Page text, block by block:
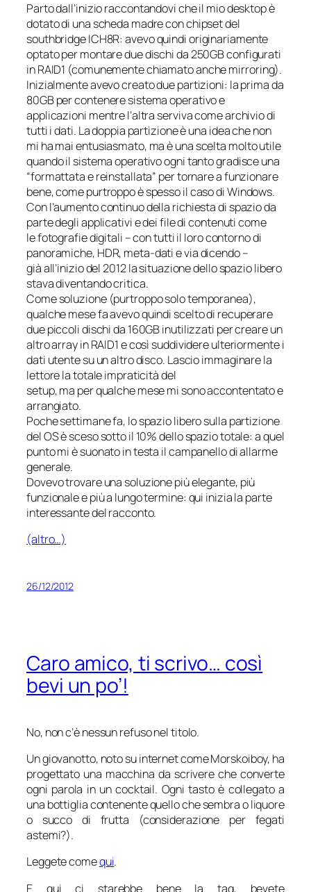
Parto dall’inizio raccontandovi che il mio desktop è
dotato di una scheda madre con chipset del
southbridgeICH8R: avevo quindi originariamente
optato per montare due dischi da 250GB configurati
in RAID1 (comunemente chiamato anchemirroring).
Inizialmente avevo creato due partizioni: la prima da
80GB per contenere sistema operativo e
applicazioni mentre l’altra serviva come archivio di
tutti i dati. La doppia partizione è una idea che non
mi ha mai entusiasmato, ma è una scelta molto utile
quando il sistema operativo ogni tanto gradisce una
“formattata e reinstallata” per tornare a funzionare
bene, come purtroppo è spesso il caso di Windows.
Con l’aumento continuo della richiesta di spazio da
parte degli applicativi e dei file di contenuti come
le fotografie digitali – con tutti il loro contorno di
panoramiche, HDR, meta-dati e via dicendo –
già all’inizio del 2012 la situazione dello spazio libero
stava diventando critica.
Come soluzione (purtroppo solo temporanea),
qualche mese fa avevo quindi scelto di recuperare
due piccoli dischi da 160GB inutilizzati per creare un
altro array in RAID1 e così suddividere ulteriormente i
dati utente su un altro disco. Lascio immaginare la
lettore la totale impraticità del
setup, ma per qualche mese mi sono accontentato e
arrangiato.
Poche settimane fa, lo spazio libero sulla partizione
del OS è sceso sotto il 10% dello spazio totale: a quel
punto mi è suonato in testa il campanello di allarme
generale.
Dovevo trovare una soluzione più elegante, più
funzionale e più a lungo termine: qui inizia la parte
interessante del racconto.
(altro…)
26/12/2012
Caro amico, ti scrivo… così
bevi un po’!
No, non c’è nessun refuso nel titolo.
Un giovanotto, noto su internet come Morskoiboy, ha
progettato una macchina da scrivere che converte
ogni parola in un cocktail. Ogni tasto è collegato a
una bottiglia contenente quello che sembra o liquore
o succo di frutta (considerazione per fegati
astemi?).
Leggete comequi.
E qui ci starebbe bene la tag, bevete